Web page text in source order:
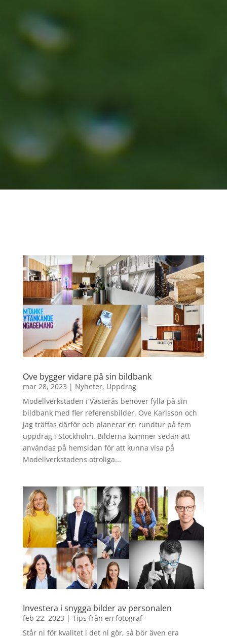
Ove bygger vidare på sin bildbank
mar 28, 2023 | Nyheter, Uppdrag
Modellverkstaden i Västerås behöver fylla på sin
bildbank med fler referensbilder. Ove Karlsson och
jag träffas därför och planerar en rundtur på fem
uppdrag i Stockholm. Bilderna kommer sedan att
användas på hemsidan för att kunna visa på
Modellverkstadens otroliga...
Investera i snygga bilder av personalen
feb 22, 2023 | Tips från en fotograf
Står ni för kvalitet i det ni gör, så bör även era